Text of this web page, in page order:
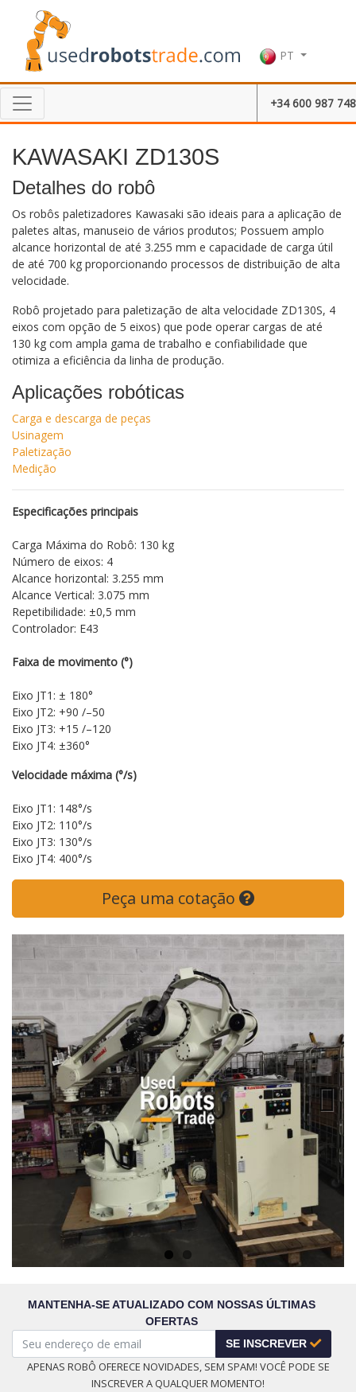
PT
+34 600 987 748
KAWASAKI ZD130S
Detalhes do robô
Os robôs paletizadores Kawasaki são ideais para a aplicação de
paletes altas, manuseio de vários produtos; Possuem amplo
alcance horizontal de até 3.255 mm e capacidade de carga útil
de até 700 kg proporcionando processos de distribuição de alta
velocidade.
Robô projetado para paletização de alta velocidade ZD130S, 4
eixos com opção de 5 eixos) que pode operar cargas de até
130 kg com ampla gama de trabalho e confiabilidade que
otimiza a eficiência da linha de produção.
Aplicações robóticas
Carga e descarga de peças
Usinagem
Paletização
Medição
Especificações principais
Carga Máxima do Robô: 130 kg
Número de eixos: 4
Alcance horizontal: 3.255 mm
Alcance Vertical: 3.075 mm
Repetibilidade: ±0,5 mm
Controlador: E43
Faixa de movimento (°)
Eixo JT1: ± 180°
Eixo JT2: +90 /–50
Eixo JT3: +15 /–120
Eixo JT4: ±360°
Velocidade máxima (°/s)
Eixo JT1: 148°/s
Eixo JT2: 110°/s
Eixo JT3: 130°/s
Eixo JT4: 400°/s
Peça uma cotação
Next
MANTENHA-SE ATUALIZADO COM NOSSAS ÚLTIMAS
OFERTAS
SE INSCREVER
APENAS ROBÔ OFERECE NOVIDADES, SEM SPAM! VOCÊ PODE SE
INSCREVER A QUALQUER MOMENTO!